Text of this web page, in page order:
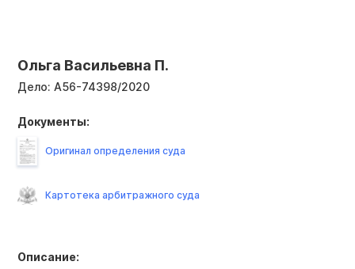
Ольга Васильевна П.
Дело: А56-74398/2020
Описание:
Документы:
Оригинал определения суда
Картотека арбитражного суда